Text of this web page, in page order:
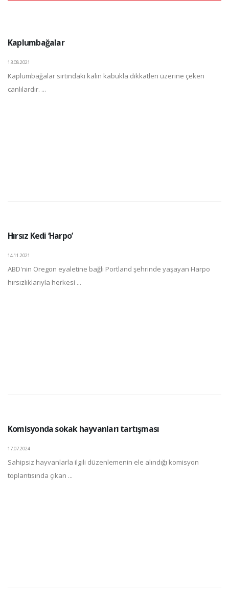
Kaplumbağalar
13.08.2021
Kaplumbağalar sırtındaki kalın kabukla dikkatleri üzerine çeken
canlılardır. ...
Hırsız Kedi ‘Harpo’
14.11.2021
ABD'nin Oregon eyaletine bağlı Portland şehrinde yaşayan Harpo
hırsızlıklarıyla herkesi ...
Komisyonda sokak hayvanları tartışması
17.07.2024
Sahipsiz hayvanlarla ilgili düzenlemenin ele alındığı komisyon
toplantısında çıkan ...